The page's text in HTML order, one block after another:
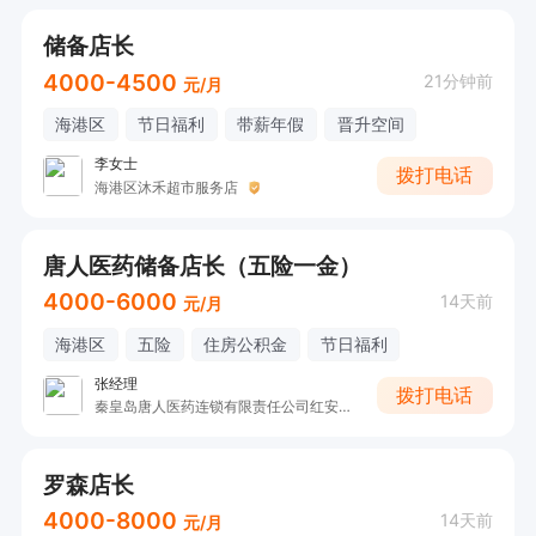
储备店长
4000-4500 元/月 21分钟前
海港区 节日福利 带薪年假 晋升空间
李女士
海港区沐禾超市服务店
拨打电话
唐人医药储备店长（五险一金）
4000-6000 元/月 14天前
海港区 五险 住房公积金 节日福利
张经理
秦皇岛唐人医药连锁有限责任公司红安街店
拨打电话
罗森店长
4000-8000 元/月 14天前